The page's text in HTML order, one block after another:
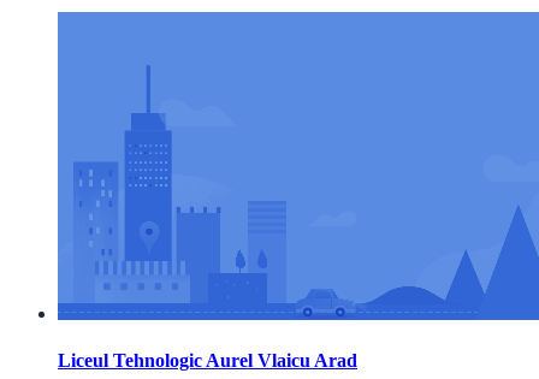
Liceul Tehnologic Aurel Vlaicu Arad